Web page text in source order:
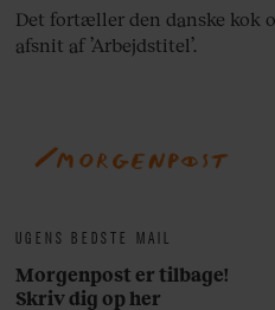
UGENS BEDSTE MAIL
Morgenpost er tilbage!
Skriv dig op her
Det fortæller den danske kok
afsnit af ’Arbejdstitel’.